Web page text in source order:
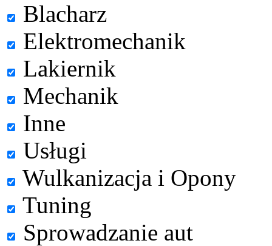
Blacharz
Elektromechanik
Lakiernik
Mechanik
Inne
Usługi
Wulkanizacja i Opony
Tuning
Sprowadzanie aut